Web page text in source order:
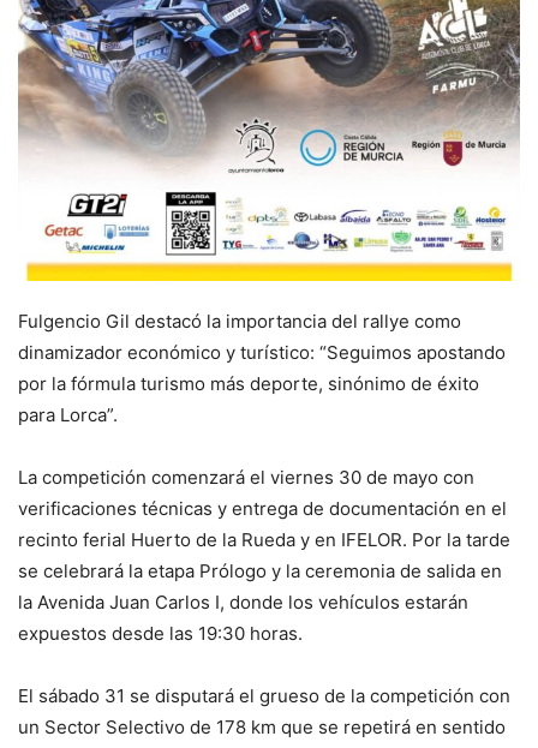
Fulgencio Gil destacó la importancia del rallye como
dinamizador económico y turístico: “Seguimos apostando
por la fórmula turismo más deporte, sinónimo de éxito
para Lorca”.
La competición comenzará el viernes 30 de mayo con
verificaciones técnicas y entrega de documentación en el
recinto ferial Huerto de la Rueda y en IFELOR. Por la tarde
se celebrará la etapa Prólogo y la ceremonia de salida en
la Avenida Juan Carlos I, donde los vehículos estarán
expuestos desde las 19:30 horas.
El sábado 31 se disputará el grueso de la competición con
un Sector Selectivo de 178 km que se repetirá en sentido